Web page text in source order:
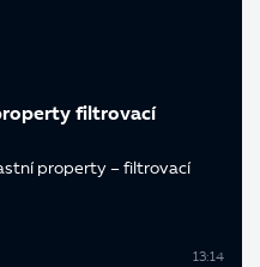
filtrovací
property – filtrovací
13:14